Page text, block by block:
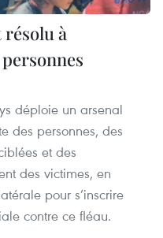
à
déploie un arsenal
des personnes, des
et des
des victimes, en
pour s’inscrire
contre ce fléau.